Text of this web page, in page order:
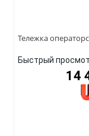
Тележка
Быстрый
14